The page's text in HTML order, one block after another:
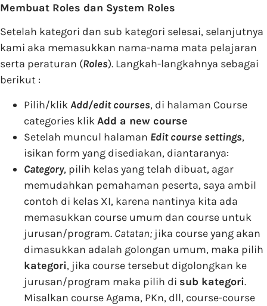
Membuat Roles dan System Roles
Setelah kategori dan sub kategori selesai, selanjutnya
kami aka memasukkan nama-nama mata pelajaran
serta peraturan (Roles). Langkah-langkahnya sebagai
berikut :
Pilih/klikAdd/edit courses, di halaman Course
categories klikAdd a new course
Setelah muncul halaman Edit course settings,
isikan form yang disediakan, diantaranya:
Category, pilih kelas yang telah dibuat, agar
memudahkan pemahaman peserta, saya ambil
contoh di kelas XI, karena nantinya kita ada
memasukkan course umum dan course untuk
jurusan/program. Catatan; jika course yang akan
dimasukkan adalah golongan umum, maka pilih
kategori, jika course tersebut digolongkan ke
jurusan/program maka pilih di sub kategori.
Misalkan course Agama, PKn, dll, course-course